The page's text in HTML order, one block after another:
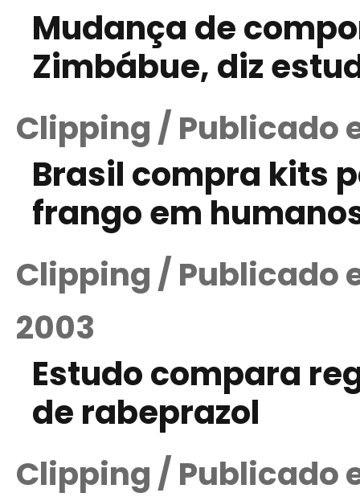
Mudança de
Zimbábue, diz
Clipping / Publicado
Brasil compra kits
frango em
Clipping / Publicado
2003
Estudo compara
de rabeprazol
Clipping / Publicado